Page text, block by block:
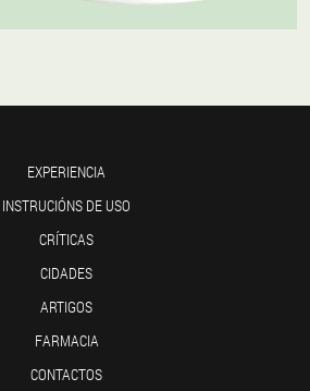
EXPERIENCIA
INSTRUCIÓNS DE USO
CRÍTICAS
CIDADES
ARTIGOS
FARMACIA
CONTACTOS